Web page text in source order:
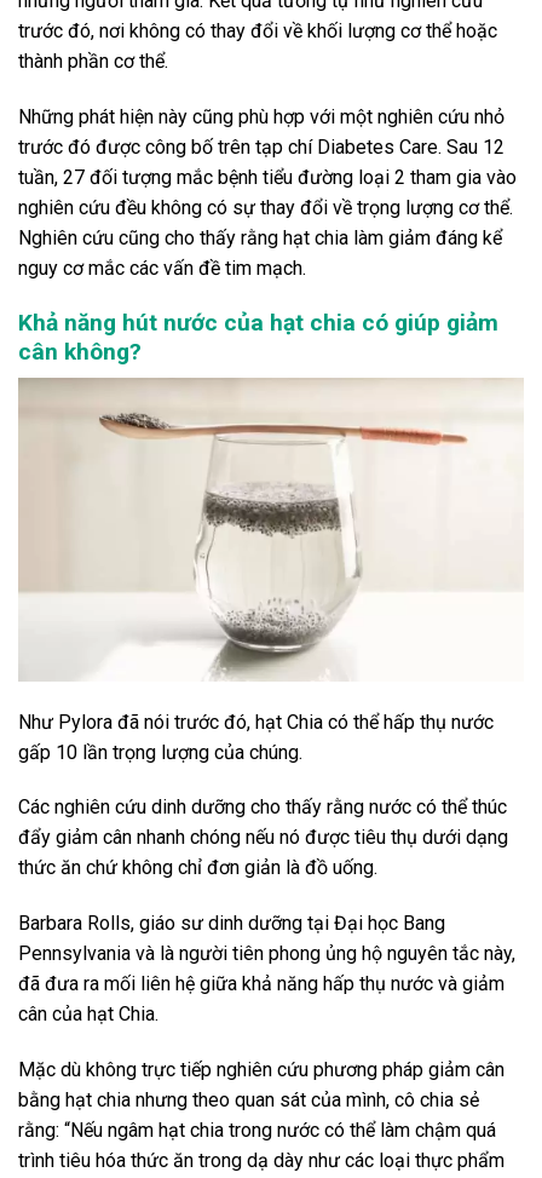
trước đó, nơi không có thay đổi về khối lượng cơ thể hoặc
thành phần cơ thể.
Những phát hiện này cũng phù hợp với một nghiên cứu nhỏ
trước đó được công bố trên tạp chí Diabetes Care. Sau 12
tuần, 27 đối tượng mắc bệnh tiểu đường loại 2 tham gia vào
nghiên cứu đều không có sự thay đổi về trọng lượng cơ thể.
Nghiên cứu cũng cho thấy rằng hạt chia làm giảm đáng kể
nguy cơ mắc các vấn đề tim mạch.
Khả năng hút nước của hạt chia có giúp giảm
cân không?
Như Pylora đã nói trước đó, hạt Chia có thể hấp thụ nước
gấp 10 lần trọng lượng của chúng.
Các nghiên cứu dinh dưỡng cho thấy rằng nước có thể thúc
đẩy giảm cân nhanh chóng nếu nó được tiêu thụ dưới dạng
thức ăn chứ không chỉ đơn giản là đồ uống.
Barbara Rolls, giáo sư dinh dưỡng tại Đại học Bang
Pennsylvania và là người tiên phong ủng hộ nguyên tắc này,
đã đưa ra mối liên hệ giữa khả năng hấp thụ nước và giảm
cân của hạt Chia.
Mặc dù không trực tiếp nghiên cứu phương pháp giảm cân
bằng hạt chia nhưng theo quan sát của mình, cô chia sẻ
rằng: “Nếu ngâm hạt chia trong nước có thể làm chậm quá
trình tiêu hóa thức ăn trong dạ dày như các loại thực phẩm